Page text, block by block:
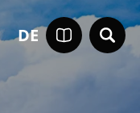
DE